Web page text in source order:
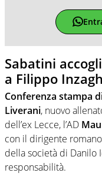
Sabatini
a Filippo
Conferenza stampa
Liverani, nuovo
dell’ex Lecce, l’AD
con il dirigente
della società di Danilo
responsabilità.